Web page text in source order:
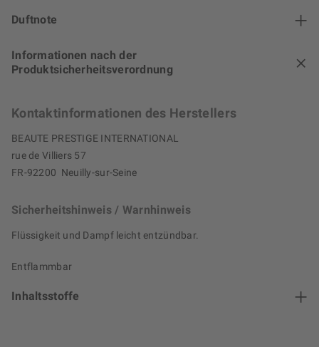
Duftnote
Informationen nach der
Produktsicherheitsverordnung
Kontaktinformationen des Herstellers
BEAUTE PRESTIGE INTERNATIONAL
rue de Villiers 57
FR-92200 Neuilly-sur-Seine
Sicherheitshinweis / Warnhinweis
Flüssigkeit und Dampf leicht entzündbar.
Entflammbar
Inhaltsstoffe